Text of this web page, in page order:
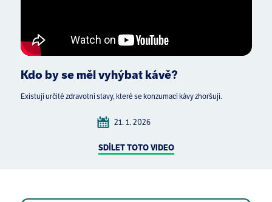
Kdo by se měl vyhýbat kávě?
Existují určité zdravotní stavy, které se konzumací kávy zhoršují.
21. 1. 2026
SDÍLET TOTO VIDEO